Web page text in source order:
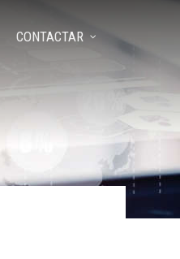
CONTACTAR